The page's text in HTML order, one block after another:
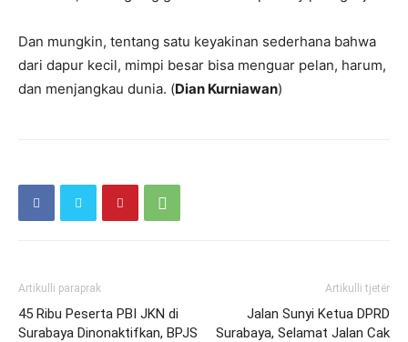
Dan mungkin, tentang satu keyakinan sederhana bahwa
dari dapur kecil, mimpi besar bisa menguar pelan, harum,
dan menjangkau dunia. (Dian Kurniawan)
Artikulli paraprak
45 Ribu Peserta PBI JKN di
Surabaya Dinonaktifkan, BPJS
Artikulli tjetër
Jalan Sunyi Ketua DPRD
Surabaya, Selamat Jalan Cak